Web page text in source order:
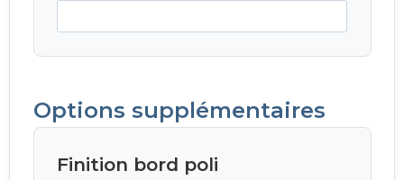
Options supplémentaires
Finition bord poli